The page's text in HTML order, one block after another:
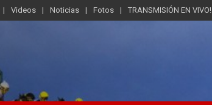
Videos Noticias Fotos TRANSMISIÓN EN VIVO!